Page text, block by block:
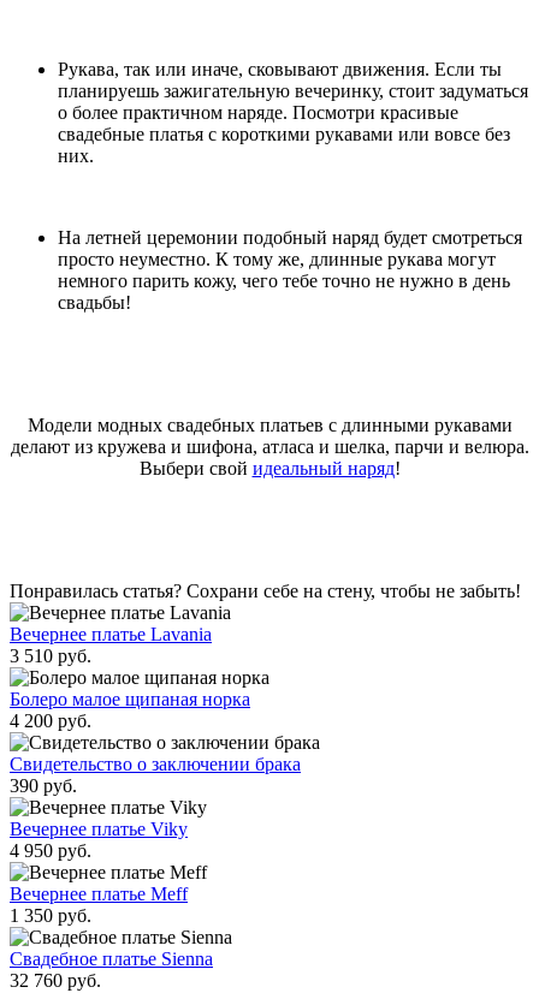
Рукава, так или иначе, сковывают движения. Если ты
планируешь зажигательную вечеринку, стоит задуматься
о более практичном наряде. Посмотри красивые
свадебные платья с короткими рукавами или вовсе без
них.
На летней церемонии подобный наряд будет смотреться
просто неуместно. К тому же, длинные рукава могут
немного парить кожу, чего тебе точно не нужно в день
свадьбы!
Модели модных свадебных платьев с длинными рукавами
делают из кружева и шифона, атласа и шелка, парчи и велюра.
Выбери свой идеальный наряд!
Понравилась статья? Сохрани себе на стену, чтобы не забыть!
Вечернее платье Lavania
3 510 руб.
Болеро малое щипаная норка
4 200 руб.
Свидетельство о заключении брака
390 руб.
Вечернее платье Viky
4 950 руб.
Вечернее платье Meff
1 350 руб.
Свадебное платье Sienna
32 760 руб.